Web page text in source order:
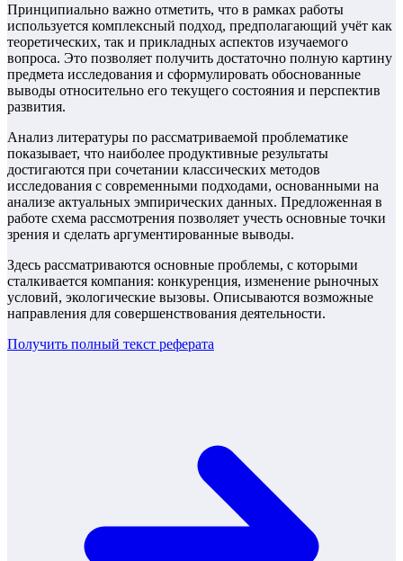
Принципиально важно отметить, что в рамках работы
используется комплексный подход, предполагающий учёт как
теоретических, так и прикладных аспектов изучаемого
вопроса. Это позволяет получить достаточно полную картину
предмета исследования и сформулировать обоснованные
выводы относительно его текущего состояния и перспектив
развития.
Анализ литературы по рассматриваемой проблематике
показывает, что наиболее продуктивные результаты
достигаются при сочетании классических методов
исследования с современными подходами, основанными на
анализе актуальных эмпирических данных. Предложенная в
работе схема рассмотрения позволяет учесть основные точки
зрения и сделать аргументированные выводы.
Здесь рассматриваются основные проблемы, с которыми
сталкивается компания: конкуренция, изменение рыночных
условий, экологические вызовы. Описываются возможные
направления для совершенствования деятельности.
Получить полный текст реферата